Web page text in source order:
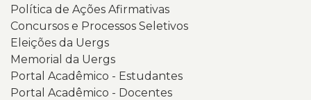
Política de Ações Afirmativas
Concursos e Processos Seletivos
Eleições da Uergs
Memorial da Uergs
Portal Acadêmico - Estudantes
Portal Acadêmico - Docentes